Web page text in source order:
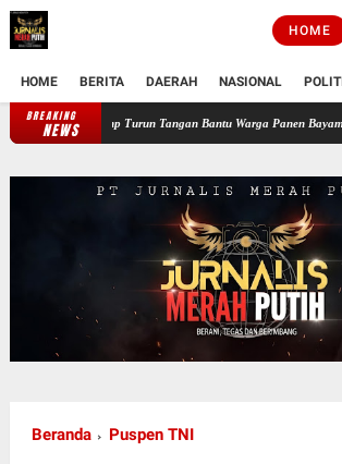
HOME
HOME BERITA DAERAH NASIONAL
BREAKING
NEWSPerkuat Ketahanan Pangan Wilayah, Babinsa
Beranda Puspen TNI